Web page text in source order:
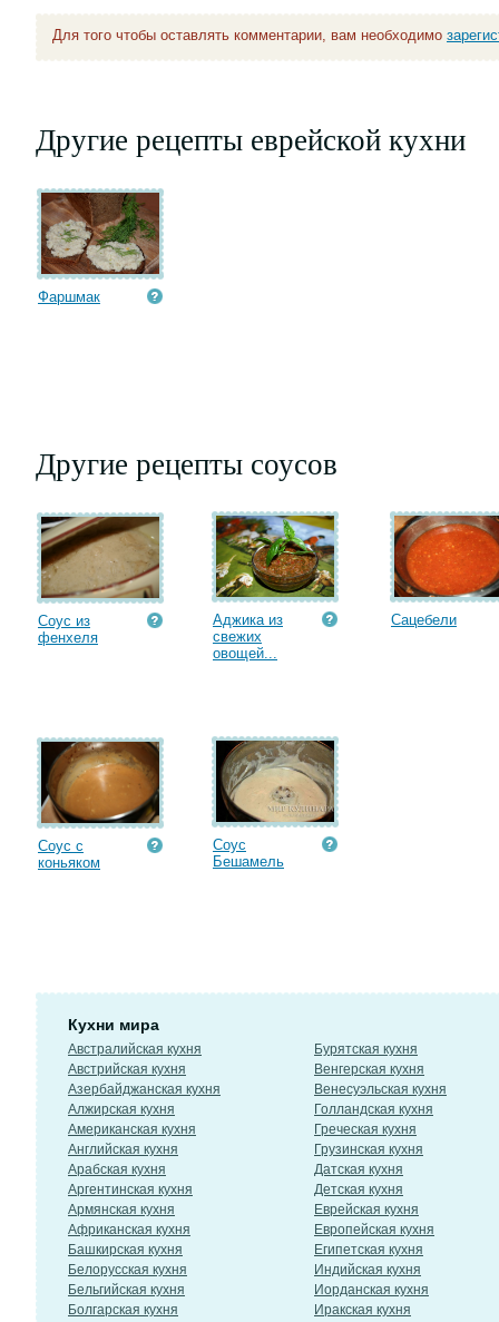
Для того чтобы оставлять комментарии, вам необходимо
Другие рецепты еврейской кухни
Фаршмак
Другие рецепты соусов
Соус из
фенхеля
Аджика из
свежих
овощей...
Сацебели
Соус с
коньяком
Соус
Бешамель
Кухни мира
Австралийская кухня
Австрийская кухня
Азербайджанская кухня
Алжирская кухня
Американская кухня
Английская кухня
Арабская кухня
Аргентинская кухня
Армянская кухня
Африканская кухня
Башкирская кухня
Белорусская кухня
Бельгийская кухня
Болгарская кухня
Бурятская кухня
Венгерская кухня
Венесуэльская кухня
Голландская кухня
Греческая кухня
Грузинская кухня
Датская кухня
Детская кухня
Еврейская кухня
Европейская кухня
Египетская кухня
Индийская кухня
Иорданская кухня
Иракская кухня